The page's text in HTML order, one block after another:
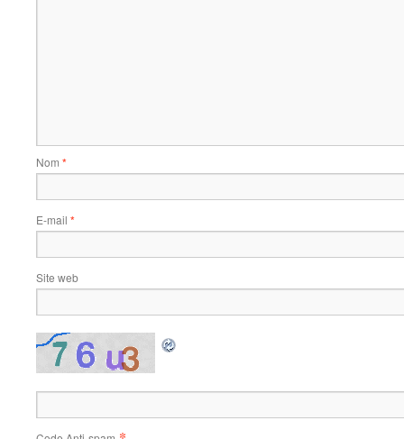
Nom *
E-mail *
Site web